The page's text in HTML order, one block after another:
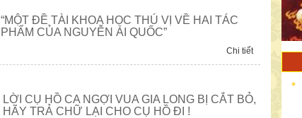
“MỘT ĐỀ TÀI KHOA HỌC THÚ VỊ VỀ HAI TÁC
PHẨM CỦA NGUYỄN ÁI QUỐC”
Chi tiết
LỜI CỤ HỒ CA NGỢI VUA GIA LONG BỊ CẮT BỎ,
HÃY TRẢ CHỮ LẠI CHO CỤ HỒ ĐI !